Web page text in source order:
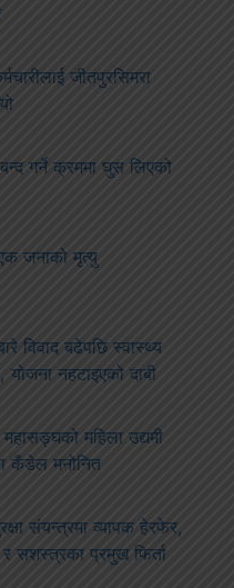
जीतपुरसिमरा
गर्ने क्रममा घुस लिएको
जनाको मृत्यु
विवाद बढेपछि स्वास्थ्य
योजना नहटाइएको दाबी
महासङ्घको महिला उद्यमी
कँडेल मनोनित
संयन्त्रमा व्यापक हेरफेर,
सशस्त्रका प्रमुख फिर्ता